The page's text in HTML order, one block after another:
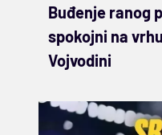
Buđenje ranog
spokojni na
Vojvodini